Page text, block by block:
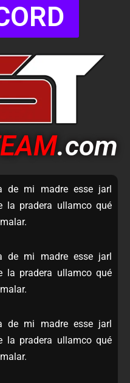
.com
de mi madre esse jarl
la pradera ullamco qué
de mi madre esse jarl
la pradera ullamco qué
de mi madre esse jarl
la pradera ullamco qué